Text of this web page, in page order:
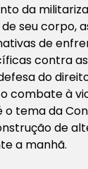
da
seu corpo,
de
contra
do
combate à
o tema da
de
a manhã.